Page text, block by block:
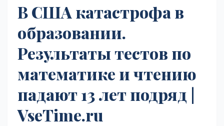
В США катастрофа в
образовании.
Результаты тестов по
математике и чтению
падают 13 лет подряд |
VseTime.ru